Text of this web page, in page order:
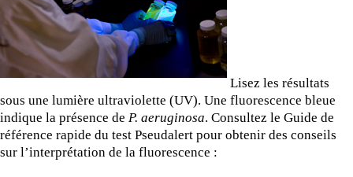
Lisez les résultats
sous une lumière ultraviolette (UV). Une fluorescence bleue
indique la présence de P. aeruginosa. Consultez le Guide de
référence rapide du test Pseudalert pour obtenir des conseils
sur l’interprétation de la fluorescence :